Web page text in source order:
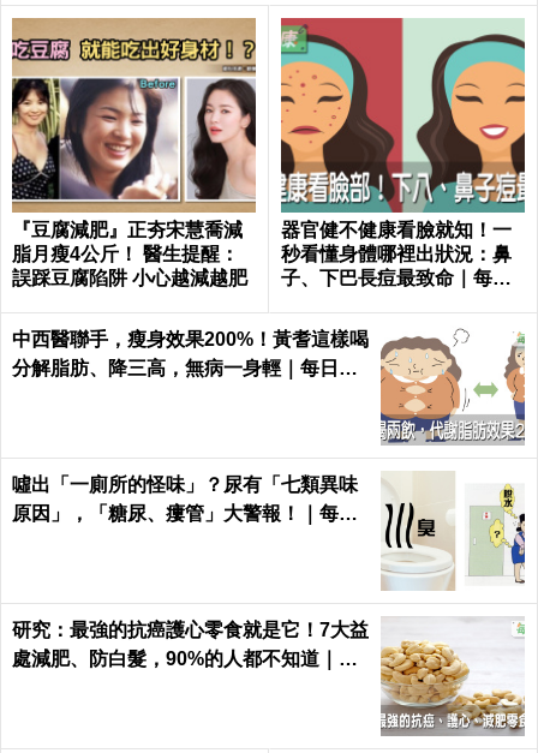
『豆腐減肥』正夯宋慧喬減
脂月瘦4公斤！ 醫生提醒：
誤踩豆腐陷阱 小心越減越肥
器官健不健康看臉就知！一
秒看懂身體哪裡出狀況：鼻
子、下巴長痘最致命｜每日
中西醫聯手，瘦身效果200%！黃耆這樣喝
分解脂肪、降三高，無病一身輕｜每日健
噓出「一廁所的怪味」？尿有「七類異味
原因」，「糖尿、瘻管」大警報！｜每日
研究：最強的抗癌護心零食就是它！7大益
處減肥、防白髮，90%的人都不知道｜每